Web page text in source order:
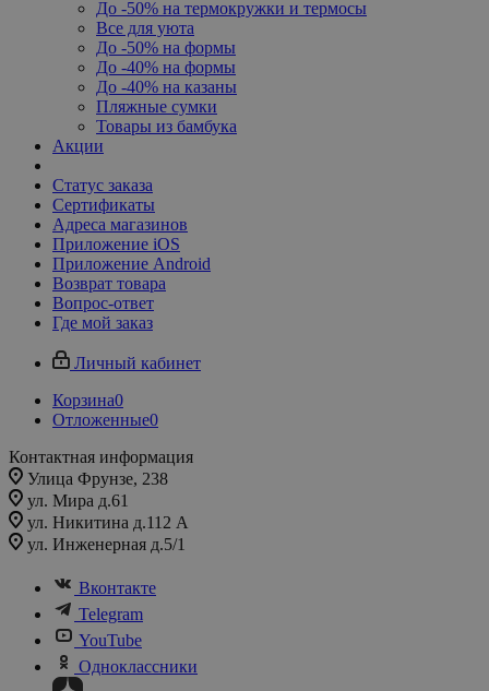
До -50% на термокружки и термосы
Все для уюта
До -50% на формы
До -40% на формы
До -40% на казаны
Пляжные сумки
Товары из бамбука
Акции
Статус заказа
Сертификаты
Адреса магазинов
Приложение iOS
Приложение Android
Возврат товара
Вопрос-ответ
Где мой заказ
Личный кабинет
Корзина0
Отложенные0
Контактная информация
Улица Фрунзе, 238​
ул. Мира д.61
ул. Никитина д.112 А
ул. Инженерная д.5/1
Вконтакте
Telegram
YouTube
Одноклассники